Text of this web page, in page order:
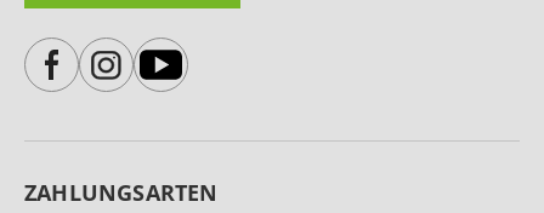
ZAHLUNGSARTEN